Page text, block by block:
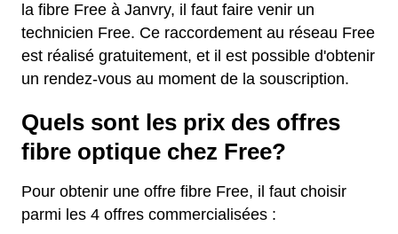
la fibre Free à Janvry, il faut faire venir un
technicien Free. Ce raccordement au réseau Free
est réalisé gratuitement, et il est possible d'obtenir
un rendez-vous au moment de la souscription.
Quels sont les prix des offres
fibre optique chez Free?
Pour obtenir une offre fibre Free, il faut choisir
parmi les 4 offres commercialisées :